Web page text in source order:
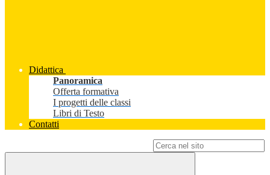
Didattica
Panoramica
Offerta formativa
I progetti delle classi
Libri di Testo
Contatti